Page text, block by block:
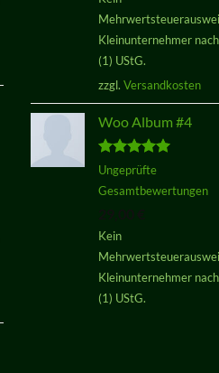
Kleinunternehmer
(1) UStG.
zzgl. Versandkosten
Woo Album #4
Bewertet
von 5
Ungeprüfte
Gesamtbewertungen
Kein
Kleinunternehmer
(1) UStG.